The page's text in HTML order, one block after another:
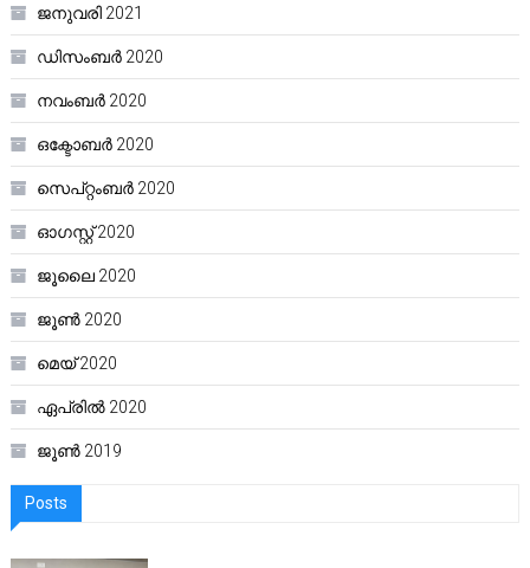
ജനുവരി 2021
ഡിസംബർ 2020
നവംബർ 2020
ഒക്ടോബർ 2020
സെപ്റ്റംബർ 2020
ഓഗസ്റ്റ്‌ 2020
ജൂലൈ 2020
ജൂൺ 2020
മെയ്‌ 2020
ഏപ്രിൽ 2020
ജൂൺ 2019
Posts